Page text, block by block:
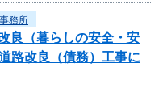
務所
良（暮らしの安全・安
路改良（債務）工事に